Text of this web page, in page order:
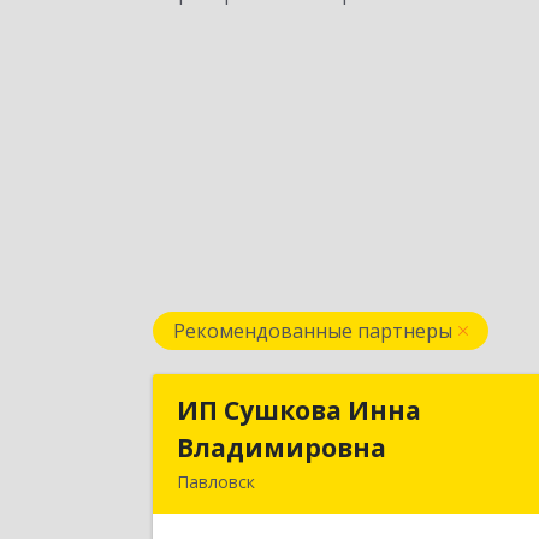
Рекомендованные партнеры
ИП Сушкова Инна
Владимировна
Павловск
ИП Сушкова Инна
Владимировна